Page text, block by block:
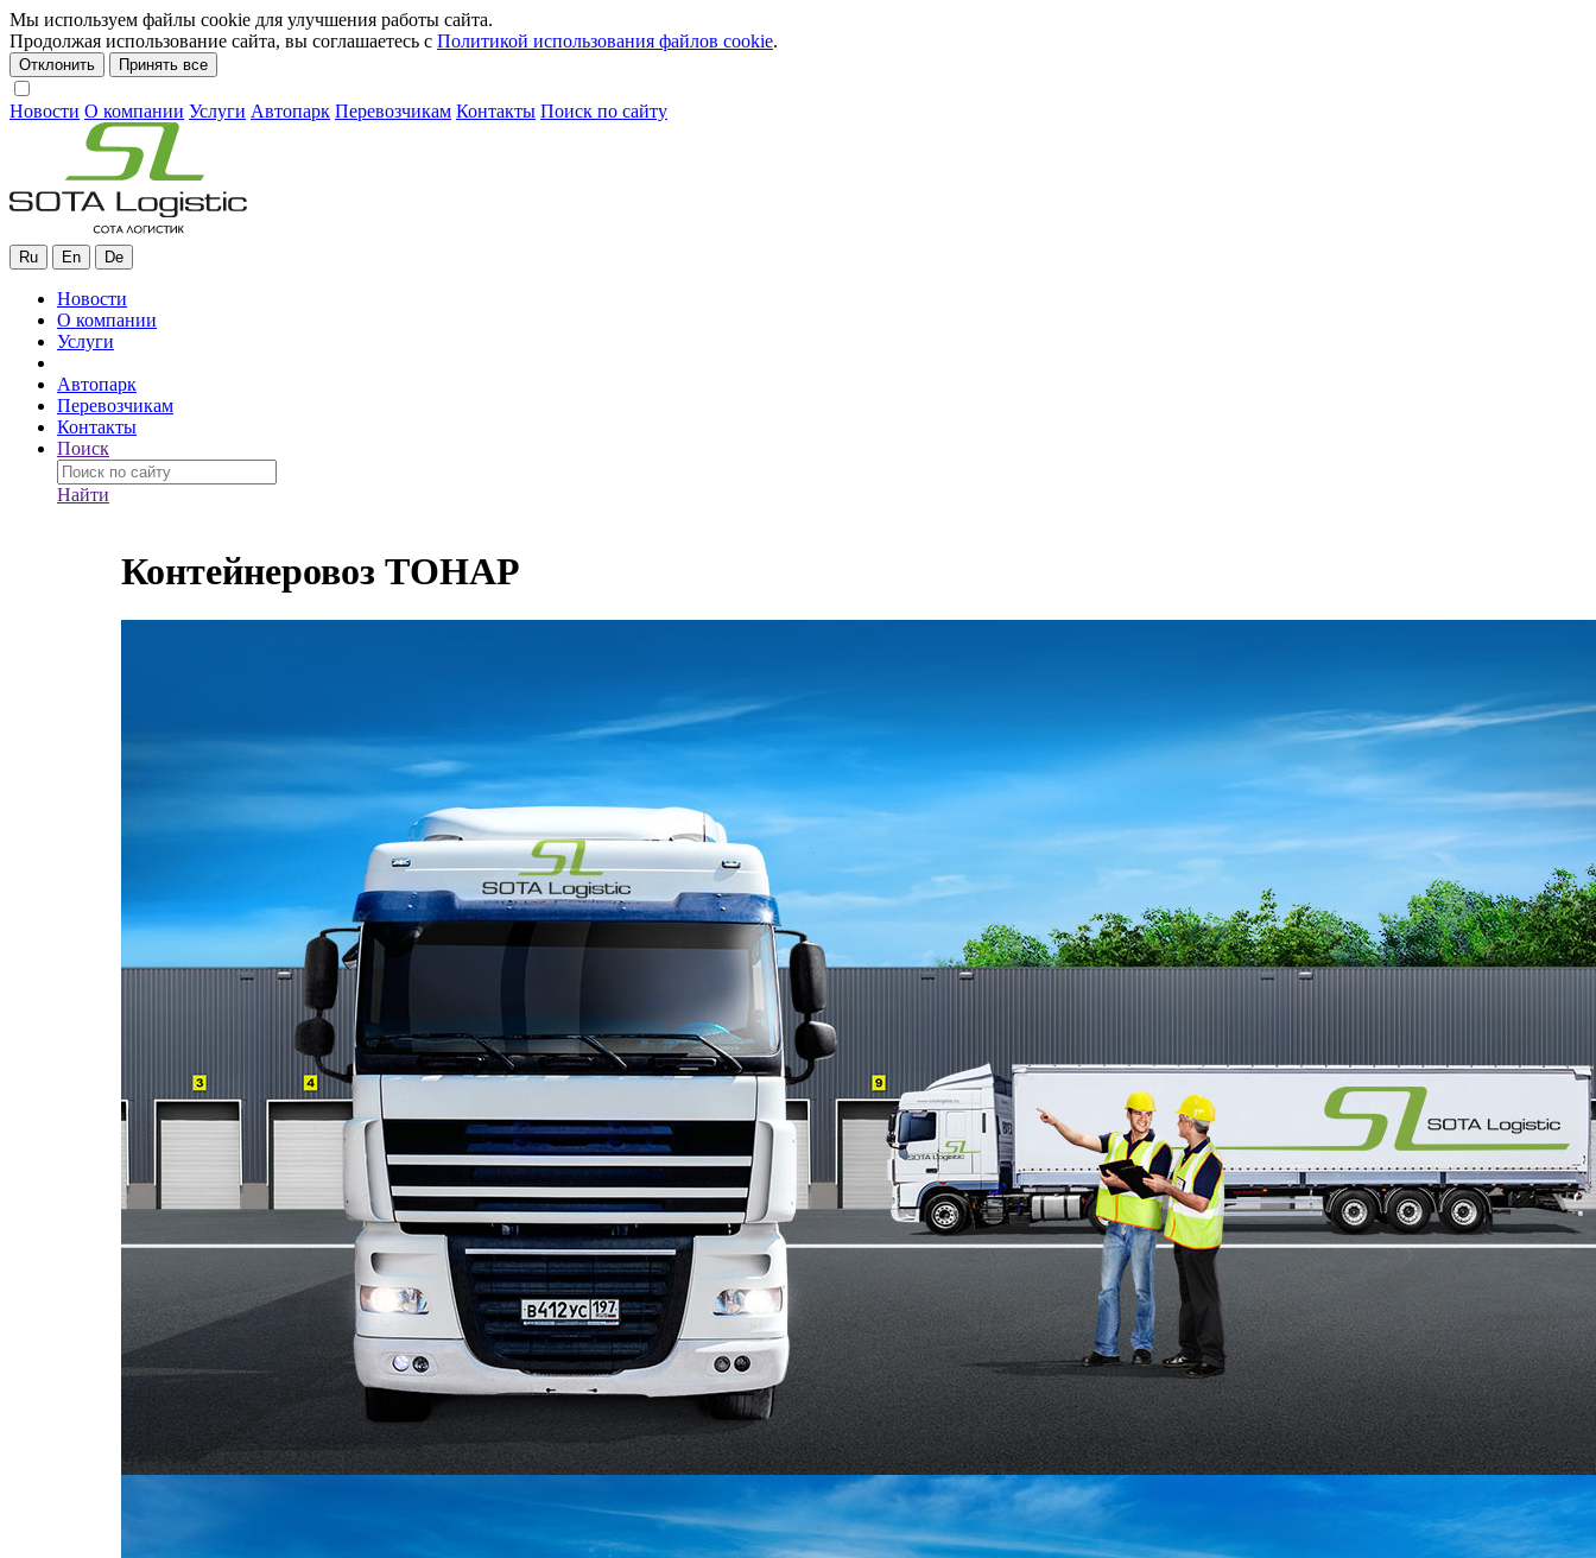
Мы используем файлы cookie для улучшения работы сайта.
Продолжая использование сайта, вы соглашаетесь с Политикой использования файлов cookie.
Отклонить Принять все
Новости О компании Услуги Автопарк Перевозчикам Контакты Поиск по сайту
Ru En De
Новости
О компании
Услуги
Автопарк
Перевозчикам
Контакты
Поиск
Найти
Контейнеровоз ТОНАР
Контейнеровоз ТОНАР
Для перевозки контейнерных грузов мы используем универсальный контейнеровоз ТОНАР 99891, длинна которого позволяет перевозить как 20, так и 40-футовые
контейнеры. Данные контейнеровозы помогают существенно экономить на транспортировке нашим клиентам, путем исключения необходимости перегрузки
товаров из контейнеров и полуприцепы.
Транспортировка грузов полуприцепами-контейнеровозами обладает несомненными плюсами: удобство погрузки-разгрузки, защита груза от повреждений при
транспортировке, неприкосновенность содержимого контейнера.
Узнать подробнее
Фотогалерея